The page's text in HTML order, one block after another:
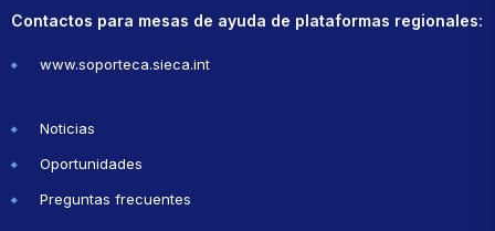
Contactos para mesas de ayuda de plataformas regionales:
www.soporteca.sieca.int
Noticias
Oportunidades
Preguntas frecuentes